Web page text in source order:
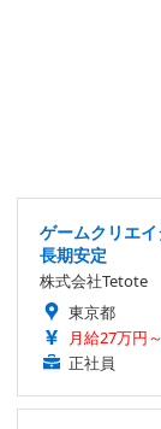
ゲームクリエ
長期安定
株式会社Tetote
東京都
月給27万円
正社員